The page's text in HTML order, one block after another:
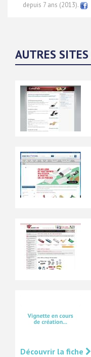
depuis 7 ans (2013).
AUTRES SITES
Découvrir la fiche